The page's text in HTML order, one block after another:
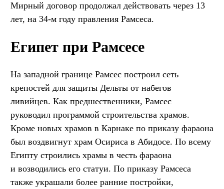
Мирный договор продолжал действовать через 13
лет, на 34-м году правления Рамсеса.
Египет при Рамсесе
На западной границе Рамсес построил сеть
крепостей для защиты Дельты от набегов
ливийцев. Как предшественники, Рамсес
руководил программой строительства храмов.
Кроме новых храмов в Карнаке по приказу фараона
был воздвигнут храм Осириса в Абидосе. По всему
Египту строились храмы в честь фараона
и возводились его статуи. По приказу Рамсеса
также украшали более ранние постройки,